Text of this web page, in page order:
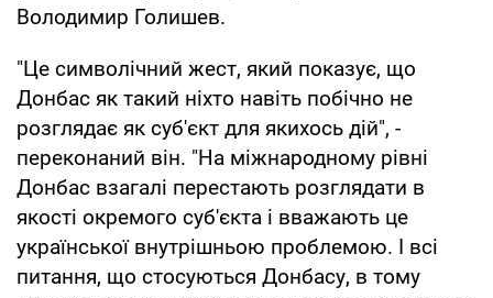
Володимир Голишев.
"Це символічний жест, який показує, що
Донбас як такий ніхто навіть побічно не
розглядає як суб'єкт для якихось дій", -
переконаний він. "На міжнародному рівні
Донбас взагалі перестають розглядати в
якості окремого суб'єкта і вважають це
української внутрішньою проблемою. І всі
питання, що стосуються Донбасу, в тому